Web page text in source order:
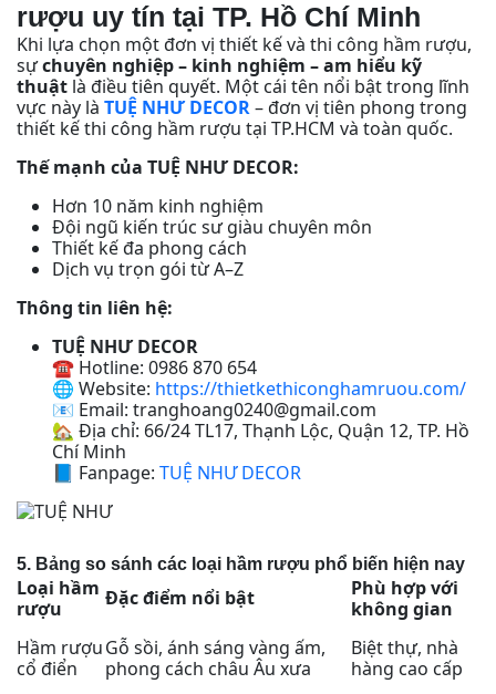
rượu uy tín tại TP. Hồ Chí Minh
Khi lựa chọn một đơn vị thiết kế và thi công hầm rượu,
sựchuyên nghiệp – kinh nghiệm – am hiểu kỹ
thuật là điều tiên quyết. Một cái tên nổi bật trong lĩnh
vực này là TUỆ NHƯ DECOR– đơn vị tiên phong trong
thiết kế thi công hầm rượu tại TP.HCM và toàn quốc.
Thế mạnh của TUỆ NHƯ DECOR:
Hơn 10 năm kinh nghiệm
Đội ngũ kiến trúc sư giàu chuyên môn
Thiết kế đa phong cách
Dịch vụ trọn gói từ A–Z
Thông tin liên hệ:
TUỆ NHƯ DECOR
☎️ Hotline: 0986 870 654
🌐 Website: https://thietkethiconghamruou.com/
📧 Email: tranghoang0240@gmail.com
🏡 Địa chỉ: 66/24 TL17, Thạnh Lộc, Quận 12, TP. Hồ
Chí Minh
📘 Fanpage: TUỆ NHƯ DECOR
5. Bảng so sánh các loại hầm rượu phổ biến hiện nay
Loại hầm
rượu
Đặc điểm nổi bật
Phù hợp với
không gian
Hầm rượu
cổ điển
Gỗ sồi, ánh sáng vàng ấm,
phong cách châu Âu xưa
Biệt thự, nhà
hàng cao cấp